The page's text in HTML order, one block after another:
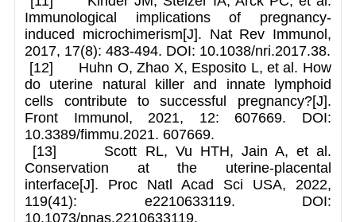
Immunological implications of pregnancy-
induced microchimerism[J]. Nat Rev Immunol,
2017, 17(8): 483-494. DOI: 10.1038/nri.2017.38.
[12] Huhn O, Zhao X, Esposito L, et al. How
do uterine natural killer and innate lymphoid
cells contribute to successful pregnancy?[J].
Front Immunol, 2021, 12: 607669. DOI:
10.3389/fimmu.2021. 607669.
[13] Scott RL, Vu HTH, Jain A, et al.
Conservation at the uterine-placental
interface[J]. Proc Natl Acad Sci USA, 2022,
119(41): e2210633119. DOI:
10.1073/pnas.2210633119.